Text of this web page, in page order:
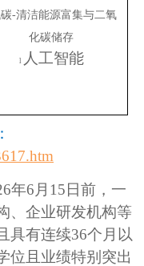
-清洁能源富集与二氧
化碳储存
l 人工智能
年6月15日前，一
、企业研发机构等
具有连续36个月以
位且业绩特别突出